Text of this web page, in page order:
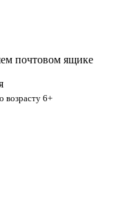
почтовом ящике
возрасту 6+